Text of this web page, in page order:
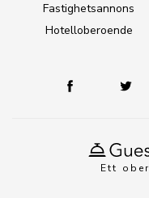
Ett
Fastighetsannons
Hotelloberoende